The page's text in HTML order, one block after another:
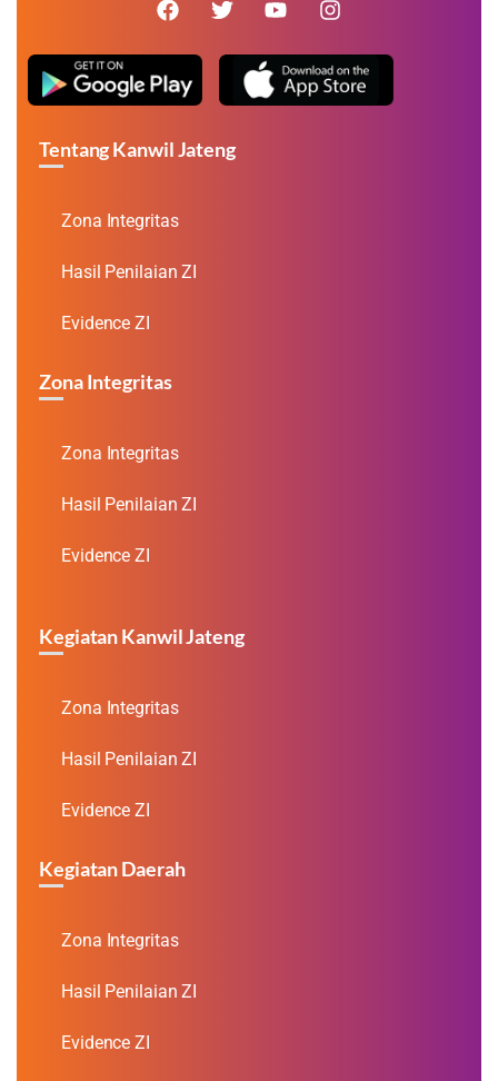
Tentang Kanwil Jateng
Zona Integritas
Hasil Penilaian ZI
Evidence ZI
Zona Integritas
Zona Integritas
Hasil Penilaian ZI
Evidence ZI
Kegiatan Kanwil Jateng
Zona Integritas
Hasil Penilaian ZI
Evidence ZI
Kegiatan Daerah
Zona Integritas
Hasil Penilaian ZI
Evidence ZI